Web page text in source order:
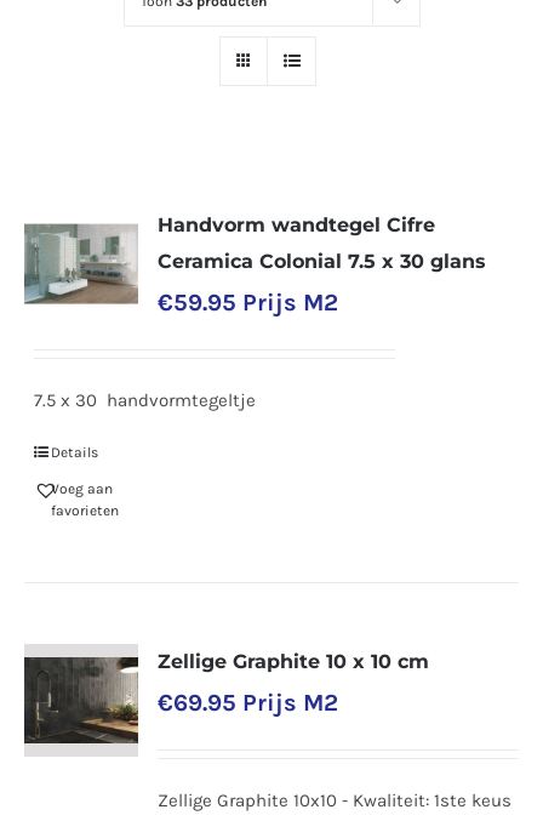
Handvorm wandtegel Cifre
Ceramica Colonial 7.5 x 30 glans
€59.95 Prijs M2
7.5 x 30 handvormtegeltje
Details
Voeg aan
favorieten
Zellige Graphite 10 x 10 cm
€69.95 Prijs M2
Zellige Graphite 10x10 - Kwaliteit: 1ste keus